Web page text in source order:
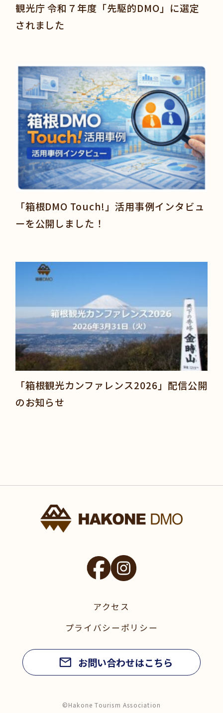
観光庁 令和７年度「先駆的DMO」に選定
されました
「箱根DMO Touch!」活用事例インタビュ
ーを公開しました！
「箱根観光カンファレンス2026」配信公開
のお知らせ
アクセス
プライバシーポリシー
お問い合わせはこちら
©Hakone Tourism Association